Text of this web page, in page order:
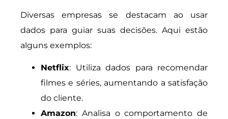
Diversas empresas se destacam ao usar
dados para guiar suas decisões. Aqui estão
alguns exemplos:
Netflix: Utiliza dados para recomendar
filmes e séries, aumentando a satisfação
do cliente.
Amazon: Analisa o comportamento de